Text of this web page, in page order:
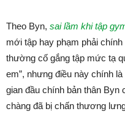
Theo Byn, sai lầm khi tập
mới tập hay phạm phải chính
thường cố gắng tập mức tạ
em”, nhưng điều này chính
gian đầu chính bản thân Byn
chàng đã bị chấn thương